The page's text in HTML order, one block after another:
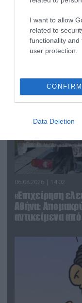
I want to allow
related to
functionality
user protection.
CONFIRM
Data Deletion
ΠΟΛΙΤΙΚΗ
06.08.2026 | 14:02
«Επιχείρηση
Αθήνα:
αντικείμενα